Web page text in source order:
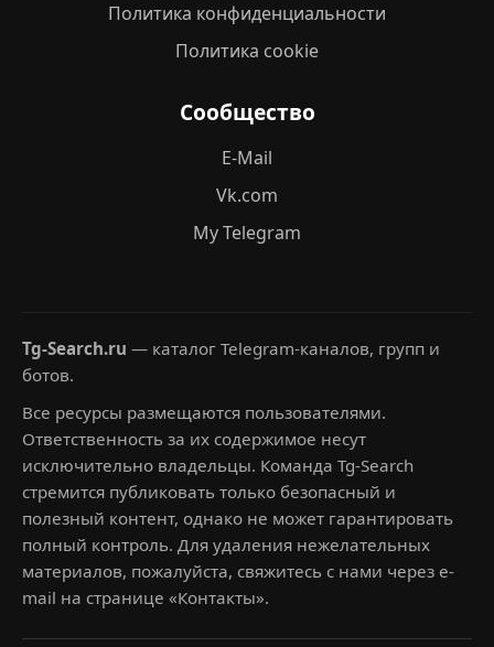
Политика конфиденциальности
Политика cookie
Сообщество
E-Mail
Vk.com
My Telegram
Tg-Search.ru — каталог Telegram-каналов, групп и
ботов.
Все ресурсы размещаются пользователями.
Ответственность за их содержимое несут
исключительно владельцы. Команда Tg-Search
стремится публиковать только безопасный и
полезный контент, однако не может гарантировать
полный контроль. Для удаления нежелательных
материалов, пожалуйста, свяжитесь с нами через e-
mail на странице «Контакты».